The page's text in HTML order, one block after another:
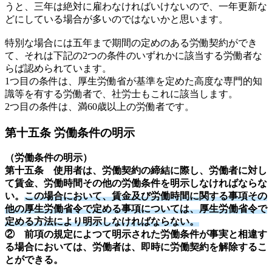
うと、三年は絶対に雇わなければいけないので、一年更新な
どにしている場合が多いのではないかと思います。
特別な場合には五年まで期間の定めのある労働契約ができ
て、それは下記の2つの条件のいずれかに該当する労働者な
らば認められています。
1つ目の条件は、厚生労働省が基準を定めた高度な専門的知
識等を有する労働者で、社労士もこれに該当します。
2つ目の条件は、満60歳以上の労働者です。
第十五条 労働条件の明示
（労働条件の明示）
第十五条 使用者は、労働契約の締結に際し、労働者に対し
て賃金、労働時間その他の労働条件を明示しなければならな
い。 この場合において、賃金及び労働時間に関する事項その
他の厚生労働省令で定める事項については、厚生労働省令で
定める方法により明示しなければならない。
② 前項の規定によつて明示された労働条件が事実と相違す
る場合においては、労働者は、即時に労働契約を解除するこ
とができる。